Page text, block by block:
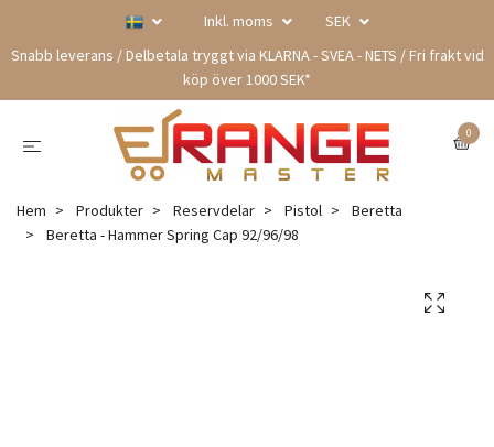
Inkl. moms
SEK
Snabb leverans / Delbetala tryggt via KLARNA - SVEA - NETS / Fri frakt vid
köp över 1000 SEK*
0
Hem Produkter Reservdelar Pistol
Beretta
Beretta - Hammer Spring Cap 92/96/98